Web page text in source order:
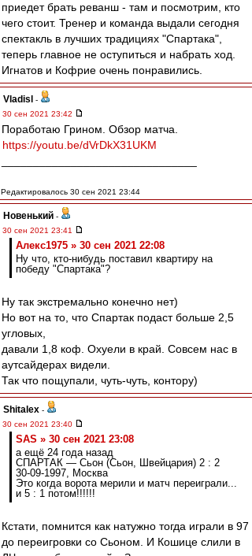
приедет брать реванш - там и посмотрим, кто
чего стоит. Тренер и команда выдали сегодня
спектакль в лучших традициях "Спартака",
теперь главное не оступиться и набрать ход.
Игнатов и Кофрие очень понравились.
Vladisl
-
30 сен 2021 23:42
Поработаю Грином. Обзор матча.
https://youtu.be/dVrDkX31UKM
Редактировалось 30 сен 2021 23:44
Новенький -
30 сен 2021 23:41
Алекс1975 » 30 сен 2021 22:08
Ну что, кто-нибудь поставил квартиру на
победу "Спартака"?
Ну так экстремально конечно нет)
Но вот на то, что Спартак подаст больше 2,5
угловых,
давали 1,8 коф. Охуели в край. Совсем нас в
аутсайдерах видели.
Так что пощупали, чуть-чуть, контору)
Shitalex -
30 сен 2021 23:40
SAS » 30 сен 2021 23:08
а ещё 24 года назад
СПАРТАК — Сьон (Сьон, Швейцария) 2 : 2
30-09-1997, Москва
Это когда ворота мерили и матч переиграли...
и 5 : 1 потом!!!!!!
Кстати, помнится как натужно тогда играли в 97
до переигровки со Сьоном. И Кошице слили в